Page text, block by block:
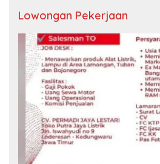
Lowongan Pekerjaan